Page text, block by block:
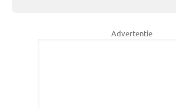
Advertentie